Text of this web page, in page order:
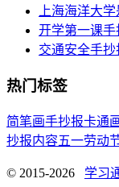
上海海洋大
开学第一课手
交通安全手
热门标签
简笔画手抄报卡通
抄报内容五一劳动
© 2015-2026 学习